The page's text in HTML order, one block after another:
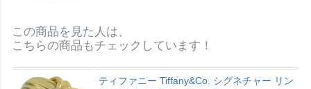
この商品を見た人は、
こちらの商品もチェックしています！
ティファニー Tiffany&Co. シグネチャー リン